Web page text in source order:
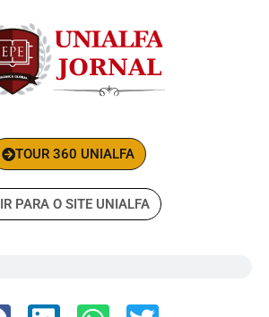
TOUR 360 UNIALFA
IR PARA O SITE UNIALFA